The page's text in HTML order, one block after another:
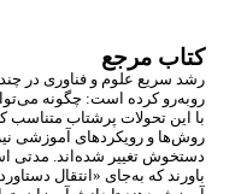
کتاب مرجع
رشد سریع علوم و فناوری در
روبهرو کرده است: چگونه می
با این تحولات پرشتاب متناسب
روشها و رویکردهای آموزشی
دستخوش تغییر شده اند. مدتی
باورند که بهجای «انتقال